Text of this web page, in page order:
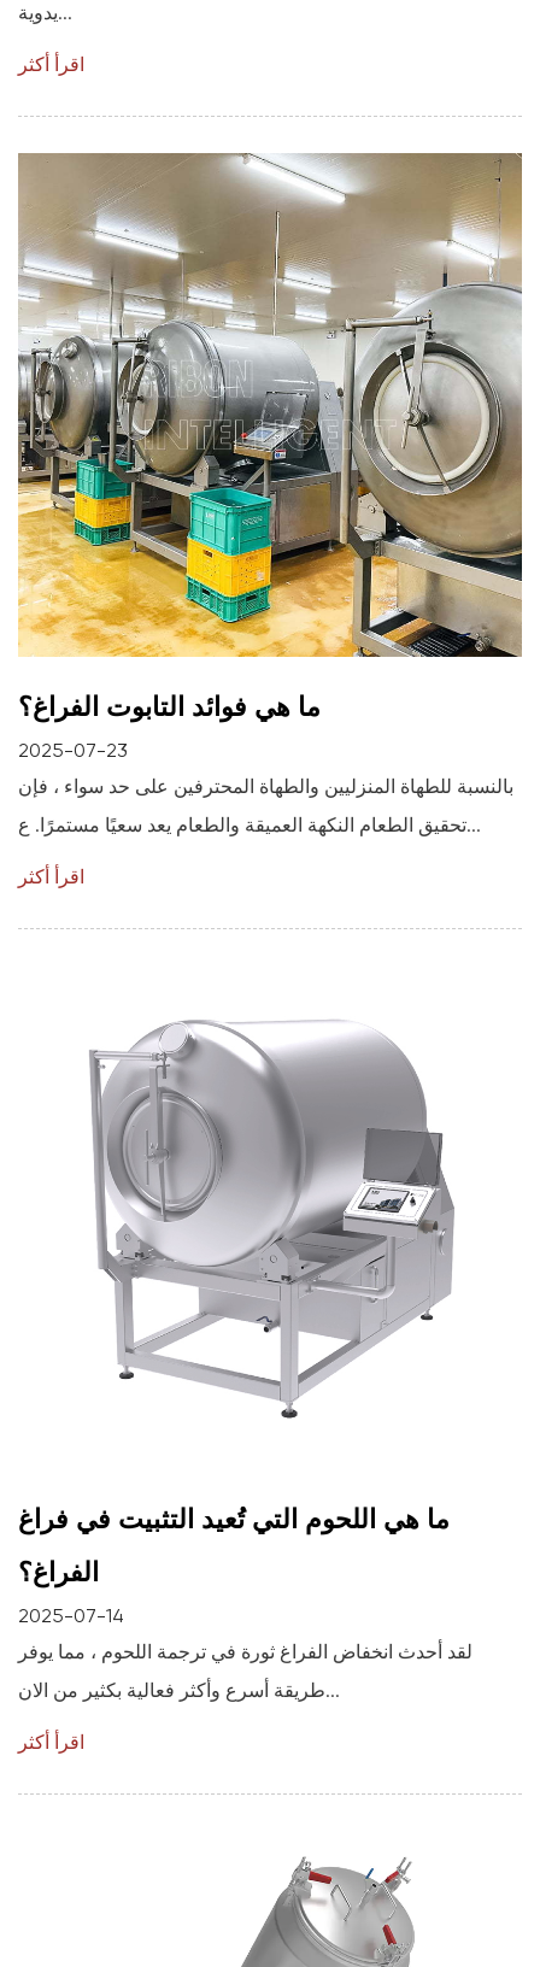
يدوية...
اقرأ أكثر
ما هي فوائد التابوت الفراغ؟
2025-07-23
بالنسبة للطهاة المنزليين والطهاة المحترفين على حد سواء ، فإن
تحقيق الطعام النكهة العميقة والطعام يعد سعيًا مستمرًا. ع...
اقرأ أكثر
ما هي اللحوم التي تُعيد التثبيت في فراغ
الفراغ؟
2025-07-14
لقد أحدث انخفاض الفراغ ثورة في ترجمة اللحوم ، مما يوفر
طريقة أسرع وأكثر فعالية بكثير من الان...
اقرأ أكثر